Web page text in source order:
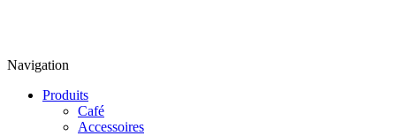
Navigation
Produits
Café
Accessoires